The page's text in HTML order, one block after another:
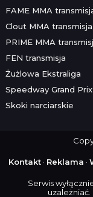
FAME MMA
Clout MMA transmisja
PRIME MMA
FEN transmisja
Żużlowa Ekstraliga
Speedway Grand Prix
Skoki narciarskie
Kontakt· Reklama ·
Serwis